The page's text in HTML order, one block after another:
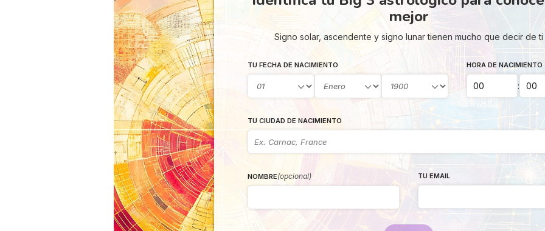
mejor
Signo solar, ascendente y signo lunar tienen mucho que decir de ti
TU FECHA DE NACIMIENTO HORA DE NACIMIENTO
:
TU CIUDAD DE NACIMIENTO
NOMBRE(opcional) TU EMAIL